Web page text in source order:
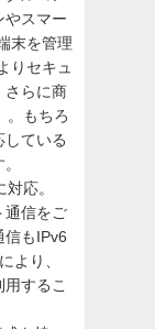
やスマー
末を管理
りセキュ
さらに商
。もちろ
している
応。
通信をご
信もIPv6
より、
するこ